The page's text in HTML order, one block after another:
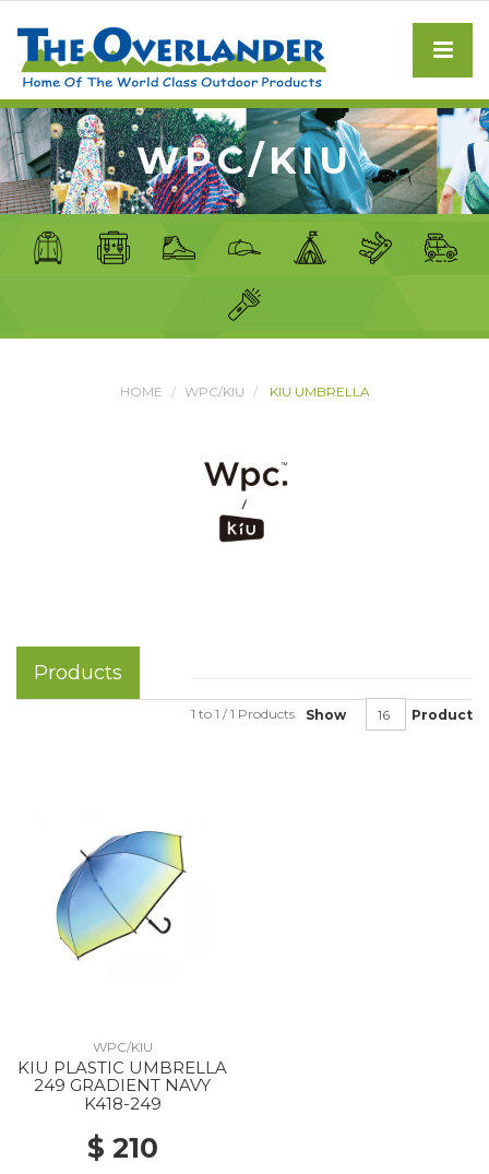
WPC/KIU
HOME WPC/KIU KIU UMBRELLA
Products
Show Product
1 to 1 / 1 Products
WPC/KIU
KIU PLASTIC UMBRELLA
249 GRADIENT NAVY
K418-249
$ 210